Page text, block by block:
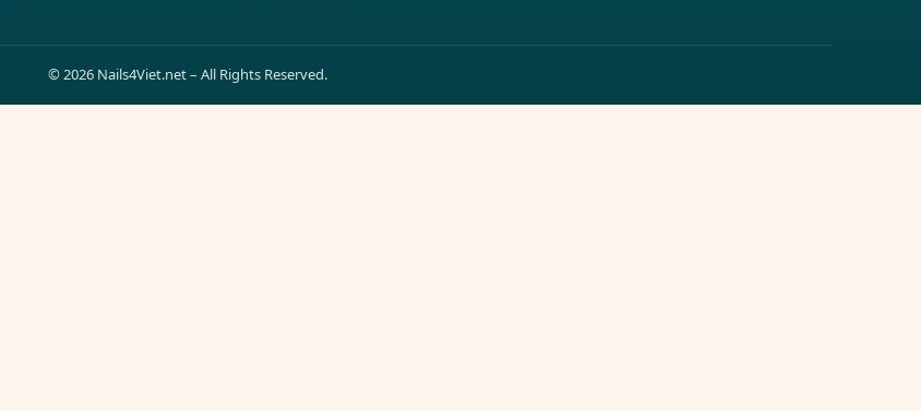
© 2026 Nails4Viet.net – All Rights Reserved.